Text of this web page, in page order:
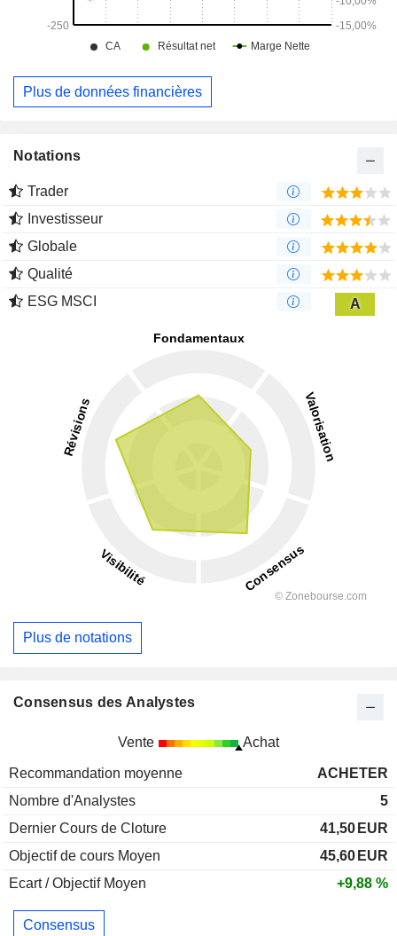
Plus de données financières
Notations
Trader
Investisseur
Globale
Qualité
ESG MSCI
A
Plus de notations
Consensus des Analystes
Vente Achat
Recommandation moyenne
ACHETER
Nombre d'Analystes
5
Dernier Cours de Cloture
41,50 EUR
Objectif de cours Moyen
45,60 EUR
Ecart / Objectif Moyen
+9,88 %
Consensus